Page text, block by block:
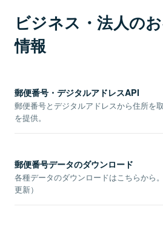
ビジネス・法人の
情報
郵便番号・デジタルアドレスAPI
郵便番号とデジタルアドレスから住所を
を提供。
郵便番号データのダウンロード
各種データのダウンロードはこちらから
更新）